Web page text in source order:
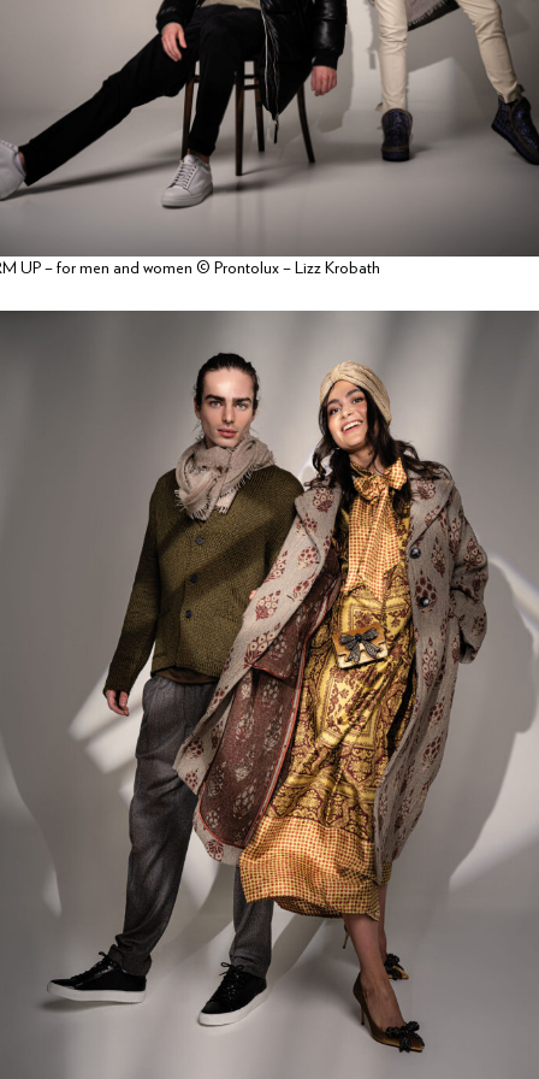
UP – for men and women © Prontolux – Lizz Krobath